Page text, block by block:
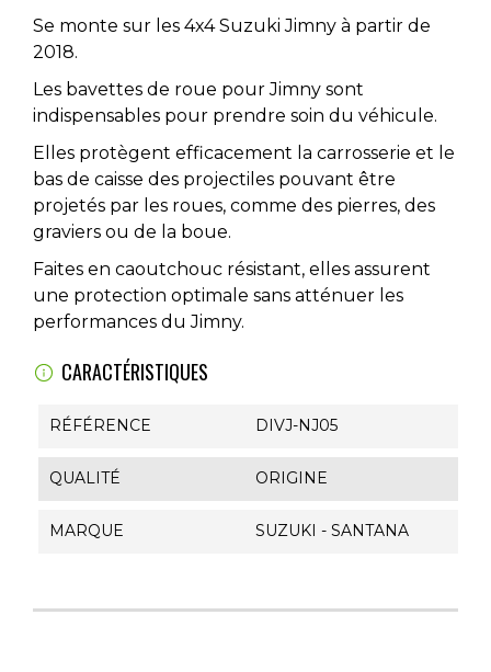
Se monte sur les 4x4 Suzuki Jimny à partir de
2018.
Les bavettes de roue pour Jimny sont
indispensables pour prendre soin du véhicule.
Elles protègent efficacement la carrosserie et le
bas de caisse des projectiles pouvant être
projetés par les roues, comme des pierres, des
graviers ou de la boue.
Faites en caoutchouc résistant, elles assurent
une protection optimale sans atténuer les
performances du Jimny.
CARACTÉRISTIQUES
RÉFÉRENCE DIVJ-NJ05
QUALITÉ ORIGINE
MARQUE SUZUKI - SANTANA